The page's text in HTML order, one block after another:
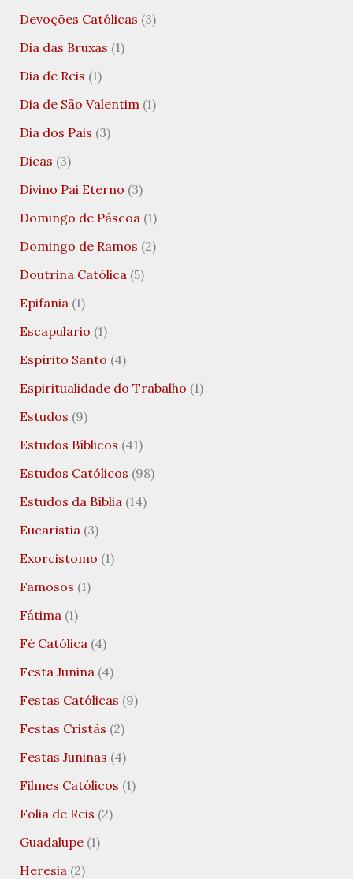
Devoções Católicas (3)
Dia das Bruxas (1)
Dia de Reis (1)
Dia de São Valentim (1)
Dia dos Pais (3)
Dicas (3)
Divino Pai Eterno (3)
Domingo de Páscoa (1)
Domingo de Ramos (2)
Doutrina Católica (5)
Epifania (1)
Escapulario (1)
Espírito Santo (4)
Espiritualidade do Trabalho (1)
Estudos (9)
Estudos Bíblicos (41)
Estudos Católicos (98)
Estudos da Bíblia (14)
Eucaristia (3)
Exorcistomo (1)
Famosos (1)
Fátima (1)
Fé Católica (4)
Festa Junina (4)
Festas Católicas (9)
Festas Cristãs (2)
Festas Juninas (4)
Filmes Católicos (1)
Folia de Reis (2)
Guadalupe(1)
Heresia (2)